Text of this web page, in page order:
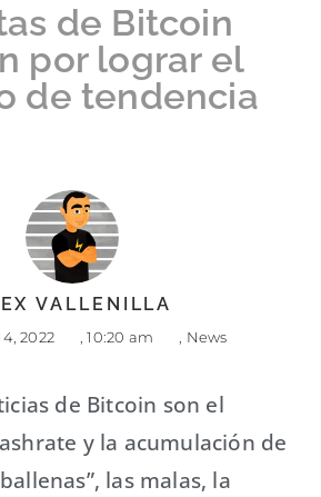
de Bitcoin
por lograr el
de tendencia
VALLENILLA
2022 10:20 am News
de Bitcoin son el
y la acumulación de
las malas, la